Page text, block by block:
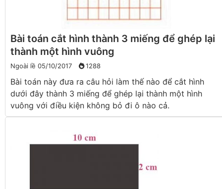
Bài toán cắt hình thành 3 miếng để ghép lại
thành một hình vuông
Ngoài lề 05/10/2017 1288
Bài toán này đưa ra câu hỏi làm thế nào để cắt hình
dưới đây thành 3 miếng để ghép lại thành một hình
vuông với điều kiện không bỏ đi ô nào cả.